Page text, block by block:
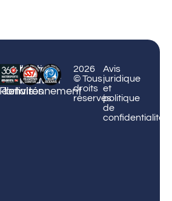
Portals
Cours
et
activités
Protection
de
l'environnement
¡Réservez
maintenant
!
2026
© Tous
droits
réservés
Avis
juridique
et
politique
de
confidentialité